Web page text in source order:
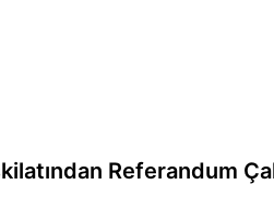
Referandum